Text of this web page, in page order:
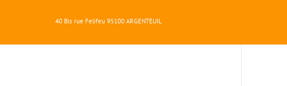
40 Bis rue Felifeu 95100 ARGENTEUIL